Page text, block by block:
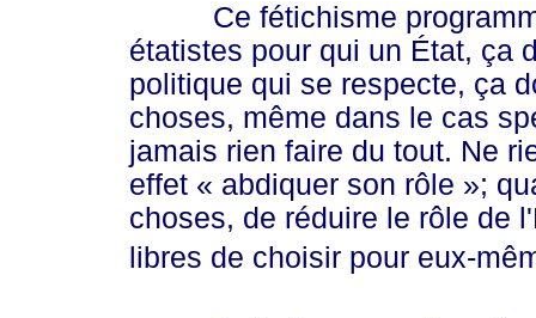
Ce fétichisme
étatistes pour qui un État, ça
politique qui se respecte, ça
choses, même dans le cas
jamais rien faire du tout. Ne
effet « abdiquer son rôle »;
choses, de réduire le rôle de
libres de choisir pour eux-